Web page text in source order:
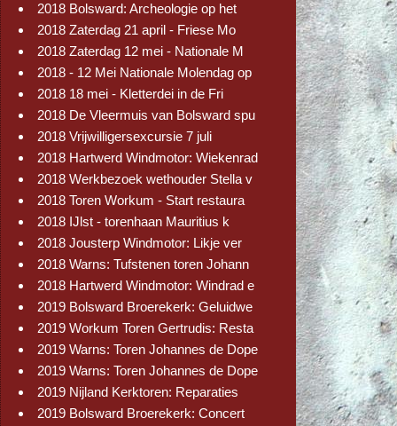
2018 Bolsward: Archeologie op het
2018 Zaterdag 21 april - Friese Mo
2018 Zaterdag 12 mei - Nationale M
2018 - 12 Mei Nationale Molendag op
2018 18 mei - Kletterdei in de Fri
2018 De Vleermuis van Bolsward spu
2018 Vrijwilligersexcursie 7 juli
2018 Hartwerd Windmotor: Wiekenrad
2018 Werkbezoek wethouder Stella v
2018 Toren Workum - Start restaura
2018 IJlst - torenhaan Mauritius k
2018 Jousterp Windmotor: Likje ver
2018 Warns: Tufstenen toren Johann
2018 Hartwerd Windmotor: Windrad e
2019 Bolsward Broerekerk: Geluidwe
2019 Workum Toren Gertrudis: Resta
2019 Warns: Toren Johannes de Dope
2019 Warns: Toren Johannes de Dope
2019 Nijland Kerktoren: Reparaties
2019 Bolsward Broerekerk: Concert